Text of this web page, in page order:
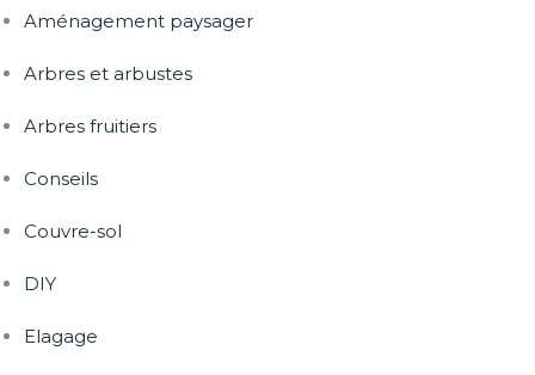
Aménagement paysager
Arbres et arbustes
Arbres fruitiers
Conseils
Couvre-sol
DIY
Elagage